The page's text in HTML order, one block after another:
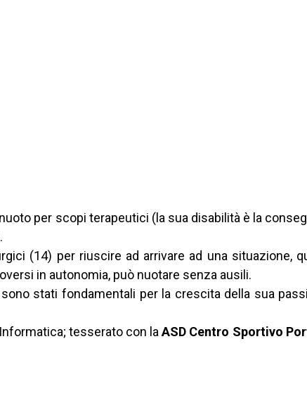
per scopi terapeutici (la sua disabilità è la
(14) per riuscire ad arrivare ad una situazione,
in autonomia, può nuotare senza ausili.
stati fondamentali per la crescita della sua
tesserato con laASD Centro Sportivo